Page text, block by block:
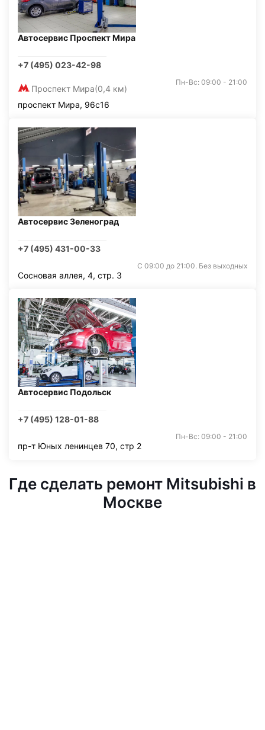
Автосервис Проспект Мира
+7 (495) 023-42-98
Проспект Мира(0,4 км)
Пн-Вс: 09:00 - 21:00
проспект Мира, 96с16
Автосервис Зеленоград
+7 (495) 431-00-33
С 09:00 до 21:00. Без выходных
Сосновая аллея, 4, стр. 3
Автосервис Подольск
+7 (495) 128-01-88
Пн-Вс: 09:00 - 21:00
пр-т Юных ленинцев 70, стр 2
Где сделать ремонт Mitsubishi в
Москве